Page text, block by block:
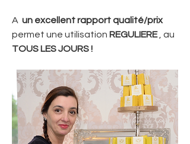
A un excellent rapport qualité/prix
permet une utilisation REGULIERE, au
TOUS LES JOURS !